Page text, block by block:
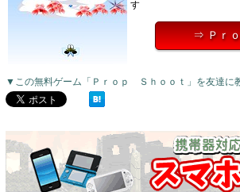
す
⇒ Ｐｒ
▼この無料ゲーム「Ｐｒｏｐ Ｓｈｏｏｔ」を友達に